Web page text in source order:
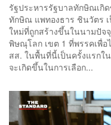
รัฐประหารรัฐบาลทักษิณเกิ
ทักษิณ แพทองธาร ชินวัตร
ใหม่ที่ถูกสร้างขึ้นในนามปัจ
พิษณุโลก เขต 1 ที่พรรคเพื่
สส. ในพื้นที่นี้เป็นครั้งแรกใ
จะเกิดขึ้นในการเลือก...